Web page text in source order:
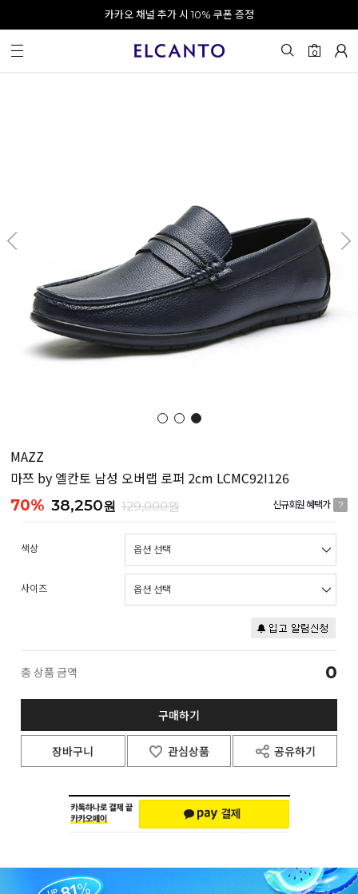
오전 10시 이전 결제 완료 시 오늘 출발!
회원가입 시 최대 20% 쿠폰 지급
카카오 채널 추가 시 10% 쿠폰 증정
APP으로 로그인하고 10% 할인쿠폰 받기
0
MAZZ
마쯔 by 엘칸토 남성 오버랩 로퍼 2cm LCMC92I126
70% 38,250원 129,000원 신규회원 혜택가 ?
색상
사이즈
총 상품 금액 0
구매하기
장바구니 관심상품 공유하기